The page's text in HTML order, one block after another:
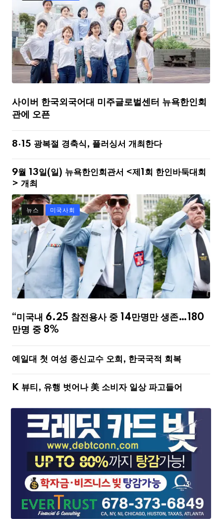
사이버 한국외국어대 미주글로벌센터 뉴욕한인회
관에 오픈
8·15 광복절 경축식, 플러싱서 개최한다
9월 13일(일) 뉴욕한인회관서 <제1회 한인바둑대회
> 개최
뉴스 미국사회
“미국내 6.25 참전용사 중 14만명만 생존…180
만명 중 8%
예일대 첫 여성 종신교수 오희, 한국국적 회복
K 뷰티, 유행 벗어나 美 소비자 일상 파고들어